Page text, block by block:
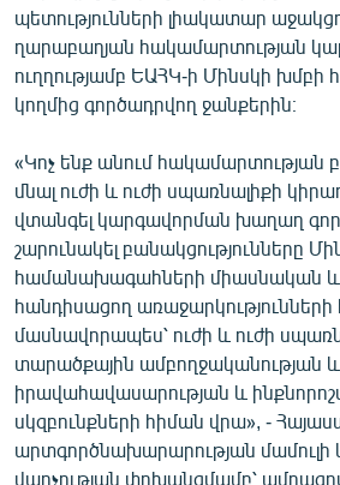
Հայերեն
English
ՀԵՏԵՎԵՔ ՄԵԶ
«Ազատության» բոլոր կայքերը
պետությունների լիակատար
ղարաբաղյան հակամարտության
ուղղությամբ ԵԱՀԿ-ի Մինսկի
կողմից գործադրվող ջանքերին։
«Կոչ ենք անում հակամարտության
մնալ ուժի և ուժի սպառնալիքի
վտանգել կարգավորման խաղաղ
շարունակել բանակցությունները
համանախագահների միասնական
հանդիսացող առաջարկությունների
մասնավորապես՝ ուժի և ուժի
տարածքային ամբողջականության և
իրավահավասարության և
սկզբունքների հիման վրա», -
արտգործնախարարության մամուլի
վարչության փոխանցմամբ՝